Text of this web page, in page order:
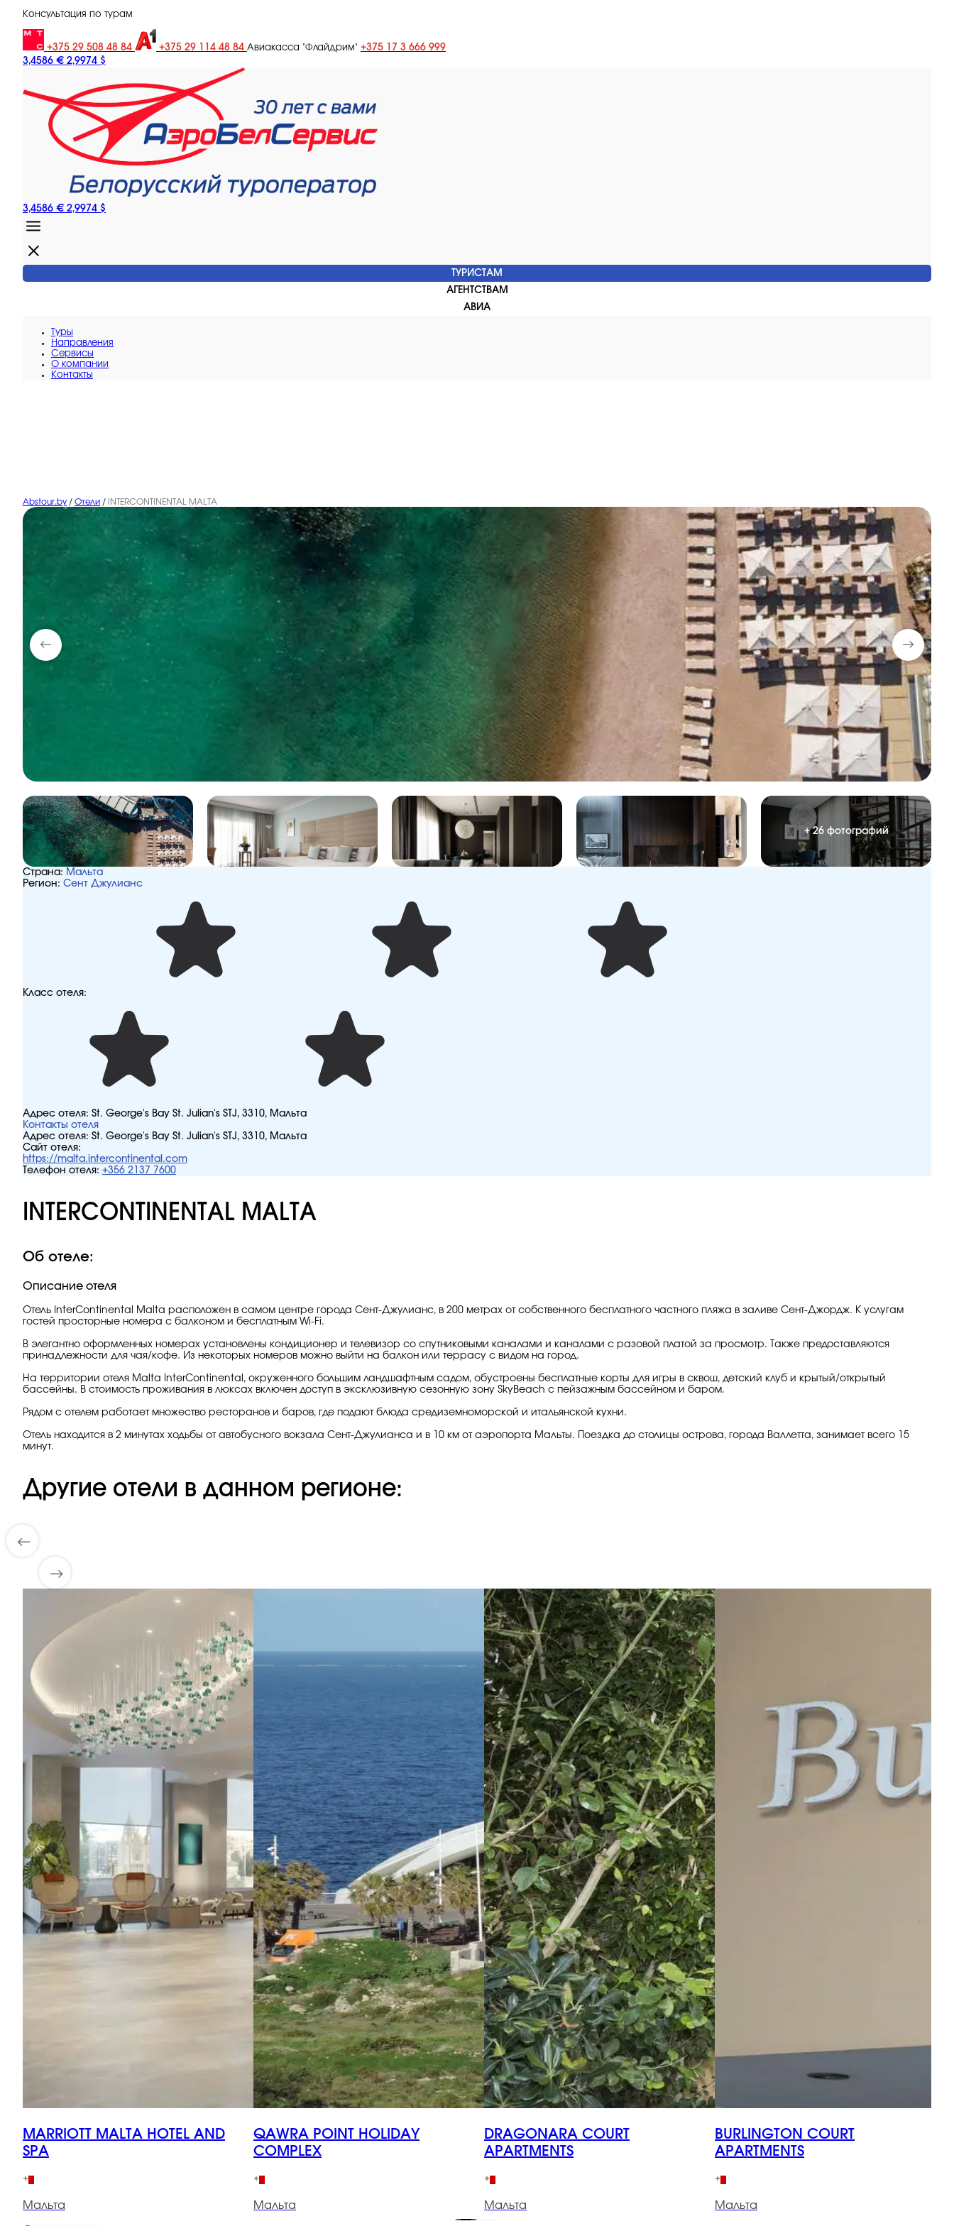
Консультация по турам
+375 29 508 48 84 +375 29 114 48 84 Авиакасса "Флайдрим" +375 17 3 666 999
3,4586 € 2,9974 $
3,4586 € 2,9974 $
ТУРИСТАМ
АГЕНТСТВАМ
АВИА
Туры
Направления
Сервисы
O компании
Контакты
Abstour.by / Отели / INTERCONTINENTAL MALTA
+ 26 фотографий
Страна: Мальта
Регион: Сент Джулианс
Класс отеля:
Адрес отеля: St. George's Bay St. Julian's STJ, 3310, Мальта
Контакты отеля
Адрес отеля: St. George's Bay St. Julian's STJ, 3310, Мальта
Сайт отеля:
https://malta.intercontinental.com
Телефон отеля: +356 2137 7600
INTERCONTINENTAL MALTA
Об отеле:
Описание отеля
Отель InterContinental Malta расположен в самом центре города Сент-Джулианс, в 200 метрах от собственного бесплатного частного пляжа в заливе Сент-Джордж. К услугам
гостей просторные номера с балконом и бесплатным Wi-Fi.
В элегантно оформленных номерах установлены кондиционер и телевизор со спутниковыми каналами и каналами с разовой платой за просмотр. Также предоставляются
принадлежности для чая/кофе. Из некоторых номеров можно выйти на балкон или террасу с видом на город.
На территории отеля Malta InterContinental, окруженного большим ландшафтным садом, обустроены бесплатные корты для игры в сквош, детский клуб и крытый/открытый
бассейны. В стоимость проживания в люксах включен доступ в эксклюзивную сезонную зону SkyBeach с пейзажным бассейном и баром.
Рядом с отелем работает множество ресторанов и баров, где подают блюда средиземноморской и итальянской кухни.
Отель находится в 2 минутах ходьбы от автобусного вокзала Сент-Джулианса и в 10 км от аэропорта Мальты. Поездка до столицы острова, города Валлетта, занимает всего 15
минут.
Другие отели в данном регионе:
MARRIOTT MALTA HOTEL AND
SPA
Мальта
QAWRA POINT HOLIDAY
COMPLEX
Мальта
DRAGONARA COURT
APARTMENTS
Мальта
BURLINGTON COURT
APARTMENTS
Мальта